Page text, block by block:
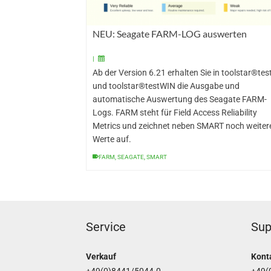
NEU: Seagate FARM-LOG auswerten
|
Ab der Version 6.21 erhalten Sie in
und toolstar®testWIN die Ausgabe und
automatische Auswertung des Seagate FARM-
Logs. FARM steht für Field Access Reliability
Metrics und zeichnet neben SMART noch
Werte auf.
FARM SEAGATE SMART
Service
Verkauf